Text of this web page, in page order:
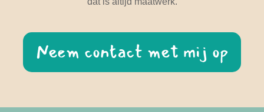
Neem contact met mij op